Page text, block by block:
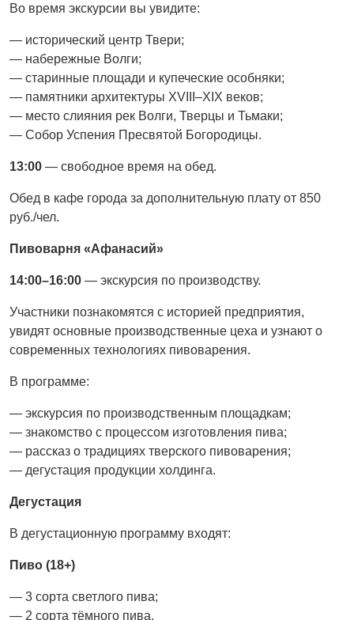
Во время экскурсии вы увидите:
— исторический центр Твери;
— набережные Волги;
— старинные площади и купеческие особняки;
— памятники архитектуры XVIII–XIX веков;
— место слияния рек Волги, Тверцы и Тьмаки;
— Собор Успения Пресвятой Богородицы.
13:00 — свободное время на обед.
Обед в кафе города за дополнительную плату от 850
руб./чел.
Пивоварня «Афанасий»
14:00–16:00 — экскурсия по производству.
Участники познакомятся с историей предприятия,
увидят основные производственные цеха и узнают о
современных технологиях пивоварения.
В программе:
— экскурсия по производственным площадкам;
— знакомство с процессом изготовления пива;
— рассказ о традициях тверского пивоварения;
— дегустация продукции холдинга.
Дегустация
В дегустационную программу входят:
Пиво (18+)
— 3 сорта светлого пива;
— 2 сорта тёмного пива.